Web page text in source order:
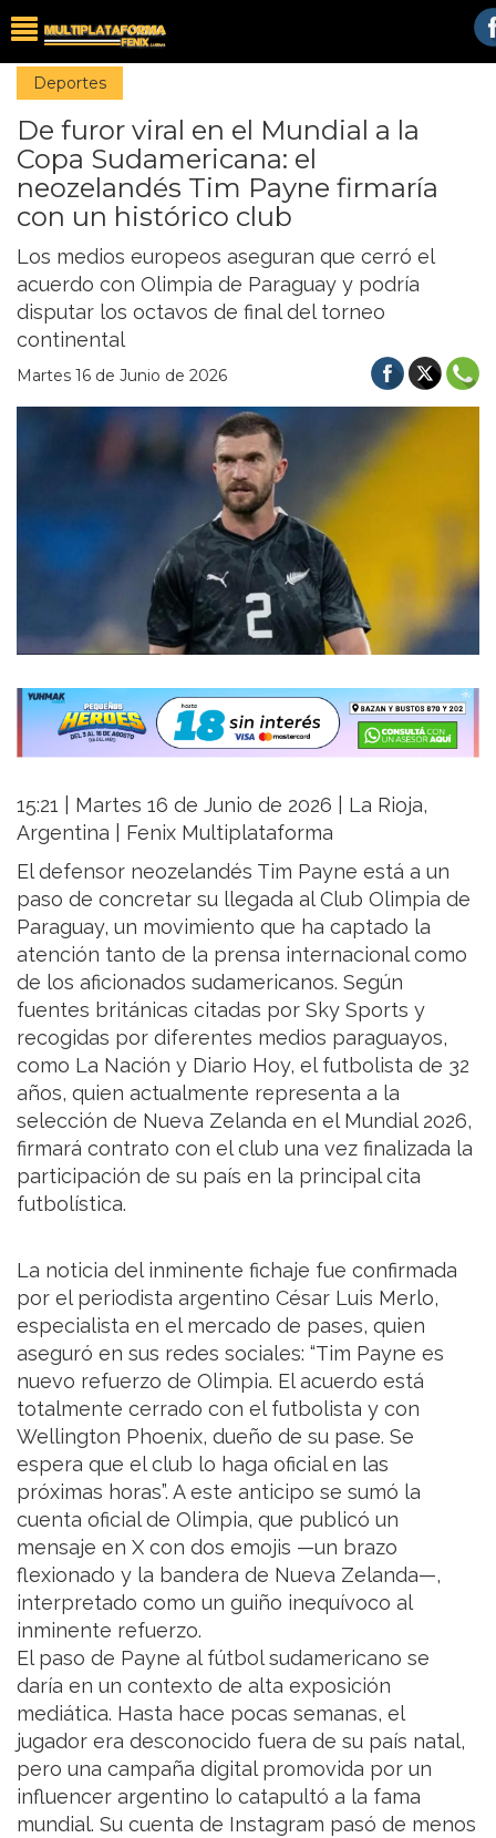
Deportes
De furor viral en el Mundial a la
Copa Sudamericana: el
neozelandés Tim Payne firmaría
con un histórico club
Los medios europeos aseguran que cerró el
acuerdo con Olimpia de Paraguay y podría
disputar los octavos de final del torneo
continental
Martes 16 de Junio de 2026
15:21 | Martes 16 de Junio de 2026 | La Rioja,
Argentina | Fenix Multiplataforma
El defensor neozelandés Tim Payne está a un
paso de concretar su llegada al Club Olimpia de
Paraguay, un movimiento que ha captado la
atención tanto de la prensa internacional como
de los aficionados sudamericanos. Según
fuentes británicas citadas por Sky Sports y
recogidas por diferentes medios paraguayos,
como La Nación y Diario Hoy, el futbolista de 32
años, quien actualmente representa a la
selección de Nueva Zelanda en el Mundial 2026,
firmará contrato con el club una vez finalizada la
participación de su país en la principal cita
futbolística.
La noticia del inminente fichaje fue confirmada
por el periodista argentino César Luis Merlo,
especialista en el mercado de pases, quien
aseguró en sus redes sociales: “Tim Payne es
nuevo refuerzo de Olimpia. El acuerdo está
totalmente cerrado con el futbolista y con
Wellington Phoenix, dueño de su pase. Se
espera que el club lo haga oficial en las
próximas horas”. A este anticipo se sumó la
cuenta oficial de Olimpia, que publicó un
mensaje en X con dos emojis —un brazo
flexionado y la bandera de Nueva Zelanda—,
interpretado como un guiño inequívoco al
inminente refuerzo.
El paso de Payne al fútbol sudamericano se
daría en un contexto de alta exposición
mediática. Hasta hace pocas semanas, el
jugador era desconocido fuera de su país natal,
pero una campaña digital promovida por un
influencer argentino lo catapultó a la fama
mundial. Su cuenta de Instagram pasó de menos